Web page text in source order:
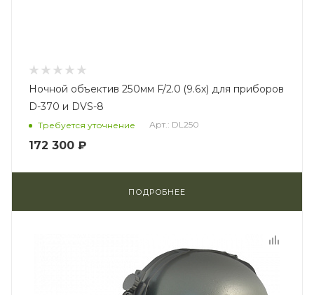
Ночной объектив 250мм F/2.0 (9.6х) для приборов
D-370 и DVS-8
Требуется уточнение Арт.: DL250
172 300 ₽
ПОДРОБНЕЕ